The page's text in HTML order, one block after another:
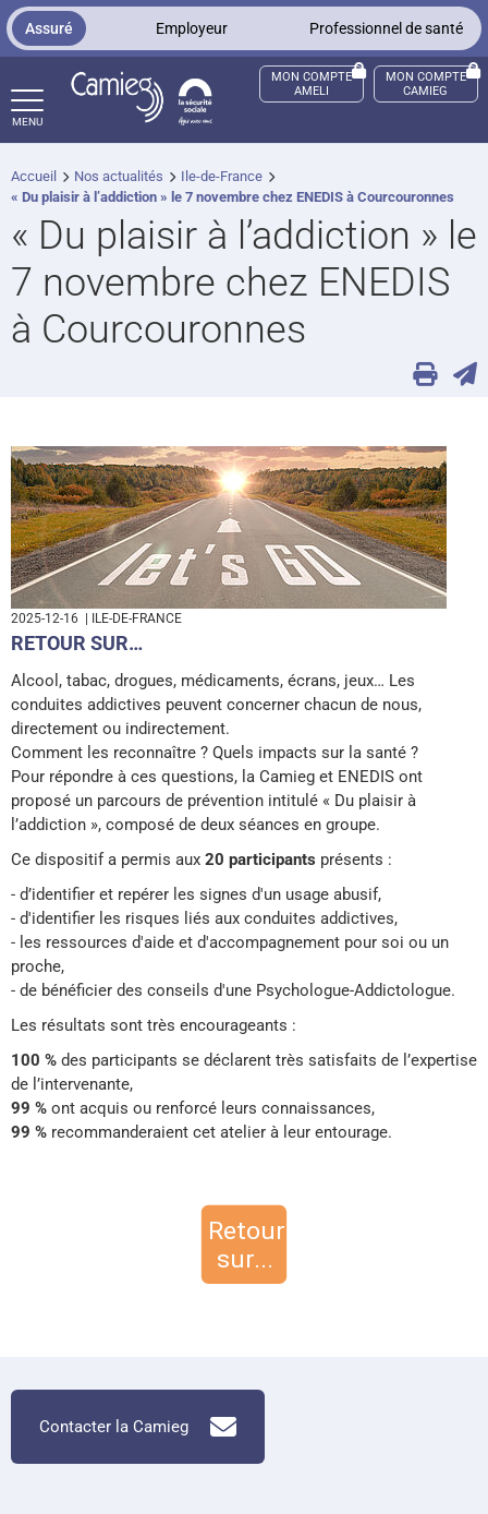
Panneau de gestion des cookies
Assuré Employeur Professionnel de santé
MENU
sourds et malentendants
MON COMPTE
AMELI
MON COMPTE
CAMIEG
Accueil Nos actualités
Ile-de-France
« Du plaisir à l’addiction » le 7 novembre chez ENEDIS à Courcouronnes
« Du plaisir à l’addiction » le
7 novembre chez ENEDIS
à Courcouronnes
2025-12-16 | ILE-DE-FRANCE
RETOUR SUR…
Alcool, tabac, drogues, médicaments, écrans, jeux… Les
conduites addictives peuvent concerner chacun de nous,
directement ou indirectement.
Comment les reconnaître ? Quels impacts sur la santé ?
Pour répondre à ces questions, la Camieg et ENEDIS ont
proposé un parcours de prévention intitulé « Du plaisir à
l’addiction », composé de deux séances en groupe.
Ce dispositif a permis aux 20 participants présents :
- d’identifier et repérer les signes d'un usage abusif,
- d'identifier les risques liés aux conduites addictives,
- les ressources d'aide et d'accompagnement pour soi ou un
proche,
- de bénéficier des conseils d'une Psychologue-Addictologue.
Les résultats sont très encourageants :
100 % des participants se déclarent très satisfaits de l’expertise
de l’intervenante,
99 % ont acquis ou renforcé leurs connaissances,
99 % recommanderaient cet atelier à leur entourage.
Contacter la Camieg